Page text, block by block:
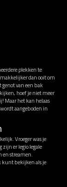
plekken te
dan ooit om
genot van een bak
hoef je niet meer
Maar het kan helaas
aangeboden in
Vroeger was je
zijn er legio legale
en streamen.
kunt bekijken als je